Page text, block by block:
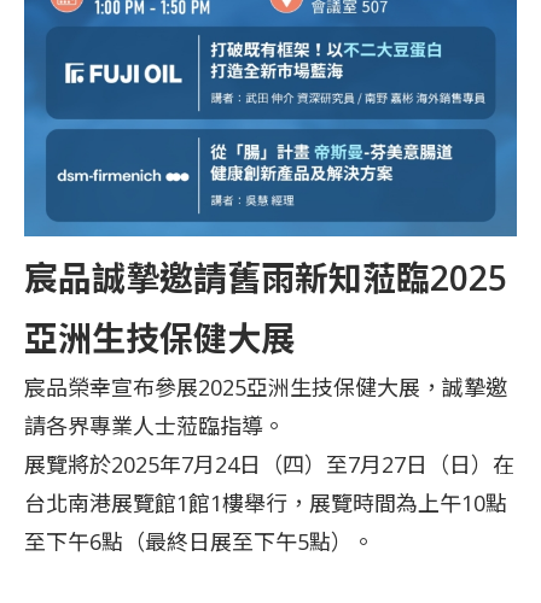
宸品誠摯邀請舊雨新知蒞臨2025
亞洲生技保健大展
宸品榮幸宣布參展2025亞洲生技保健大展，誠摯邀
請各界專業人士蒞臨指導。
展覽將於2025年7月24日（四）至7月27日（日）在
台北南港展覽館1館1樓舉行，展覽時間為上午10點
至下午6點（最終日展至下午5點）。